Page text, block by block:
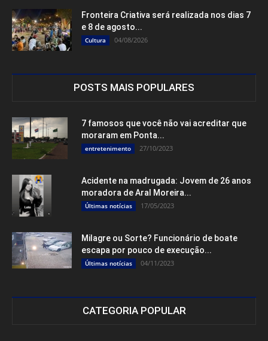
Fronteira Criativa será realizada nos dias 7
e 8 de agosto...
Cultura 04/08/2026
POSTS MAIS POPULARES
7 famosos que você não vai acreditar que
moraram em Ponta...
entretenimento 27/10/2023
Acidente na madrugada: Jovem de 26 anos
moradora de Aral Moreira...
Últimas notícias 17/05/2023
Milagre ou Sorte? Funcionário de boate
escapa por pouco de execução...
Últimas notícias 04/11/2023
CATEGORIA POPULAR